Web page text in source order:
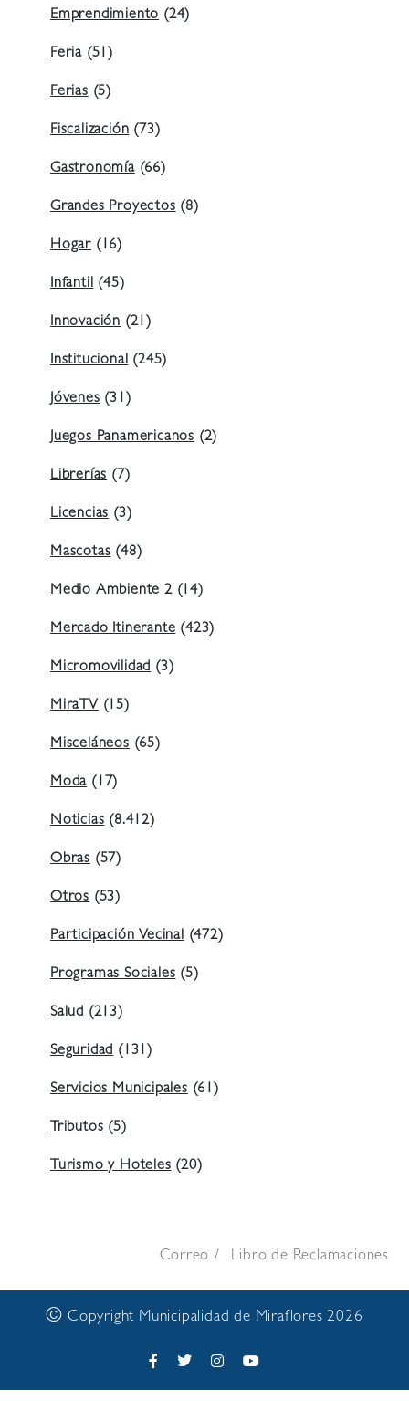
Emprendimiento(24)
Feria (51)
Ferias(5)
Fiscalización(73)
Gastronomía(66)
Grandes Proyectos(8)
Hogar (16)
Infantil(45)
Innovación (21)
Institucional(245)
Jóvenes(31)
Juegos Panamericanos (2)
Librerías(7)
Licencias(3)
Mascotas(48)
Medio Ambiente 2(14)
Mercado Itinerante(423)
Micromovilidad(3)
MiraTV(15)
Misceláneos(65)
Moda(17)
Noticias(8.412)
Obras (57)
Otros (53)
Participación Vecinal(472)
Programas Sociales(5)
Salud (213)
Seguridad(131)
Servicios Municipales(61)
Tributos(5)
Turismo y Hoteles(20)
Correo Libro de Reclamaciones
© Copyright Municipalidad de Miraflores 2026